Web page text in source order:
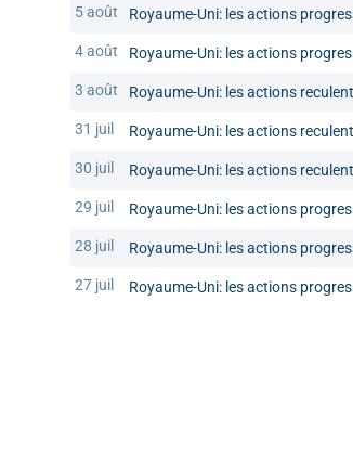
5 août Royaume-Uni: les actions
4 août Royaume-Uni: les actions
3 août Royaume-Uni: les actions
31 juil Royaume-Uni: les actions
30 juil Royaume-Uni: les actions
29 juil Royaume-Uni: les actions
28 juil Royaume-Uni: les actions
27 juil Royaume-Uni: les actions